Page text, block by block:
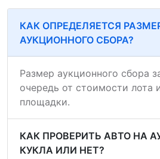
КАК ОПРЕДЕЛЯЕТСЯ
АУКЦИОННОГО СБОРА?
Размер аукционного сбора
очередь от стоимости лота
площадки.
КАК ПРОВЕРИТЬ АВТО НА
КУКЛА ИЛИ НЕТ?